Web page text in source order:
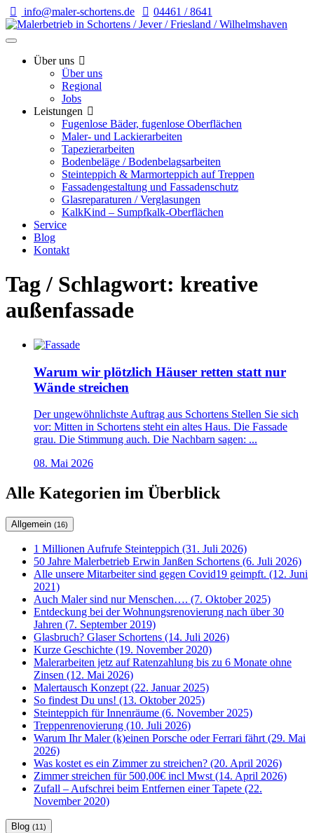
info@maler-schortens.de 04461 / 8641
Über uns
Über uns
Regional
Jobs
Leistungen
Fugenlose Bäder, fugenlose Oberflächen
Maler- und Lackierarbeiten
Tapezierarbeiten
Bodenbeläge / Bodenbelagsarbeiten
Steinteppich & Marmorteppich auf Treppen
Fassadengestaltung und Fassadenschutz
Glasreparaturen / Verglasungen
KalkKind – Sumpfkalk-Oberflächen
Service
Blog
Kontakt
Tag / Schlagwort: kreative
außenfassade
Warum wir plötzlich Häuser retten statt nur
Wände streichen
Der ungewöhnlichste Auftrag aus Schortens Stellen Sie sich
vor: Mitten in Schortens steht ein altes Haus. Die Fassade
grau. Die Stimmung auch. Die Nachbarn sagen: ...
08. Mai 2026
Alle Kategorien im Überblick
Allgemein (16)
1 Millionen Aufrufe Steinteppich (31. Juli 2026)
50 Jahre Malerbetrieb Erwin Janßen Schortens (6. Juli 2026)
Alle unsere Mitarbeiter sind gegen Covid19 geimpft. (12. Juni
2021)
Auch Maler sind nur Menschen…. (7. Oktober 2025)
Entdeckung bei der Wohnungsrenovierung nach über 30
Jahren (7. September 2019)
Glasbruch? Glaser Schortens (14. Juli 2026)
Kurze Geschichte (19. November 2020)
Malerarbeiten jetz auf Ratenzahlung bis zu 6 Monate ohne
Zinsen (12. Mai 2026)
Malertausch Konzept (22. Januar 2025)
So findest Du uns! (13. Oktober 2025)
Steinteppich für Innenräume (6. November 2025)
Treppenrenovierung (10. Juli 2026)
Warum Ihr Maler (k)einen Porsche oder Ferrari fährt (29. Mai
2026)
Was kostet es ein Zimmer zu streichen? (20. April 2026)
Zimmer streichen für 500,00€ incl Mwst (14. April 2026)
Zufall – Aufschrei beim Entfernen einer Tapete (22.
November 2020)
Blog (11)